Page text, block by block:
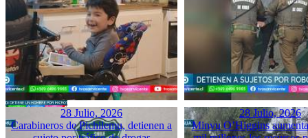
28 Julio, 2026
Carabineros de Pichilemu, detienen a
28 Julio, 2026
Minvu O’Higgins